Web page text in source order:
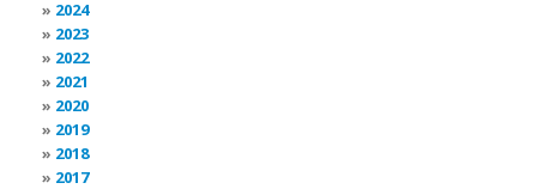
2024
2023
2022
2021
2020
2019
2018
2017